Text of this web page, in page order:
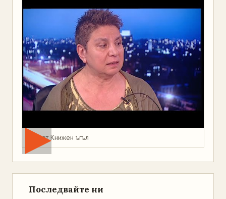
Мая от Книжен ъгъл
Последвайте ни